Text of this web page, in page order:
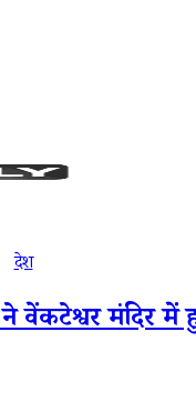
देश
ने वेंकटेश्वर